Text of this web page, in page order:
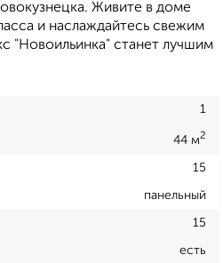
Живите в доме
и наслаждайтесь свежим
"Новоильинка" станет лучшим
1
44 м2
15
панельный
15
есть